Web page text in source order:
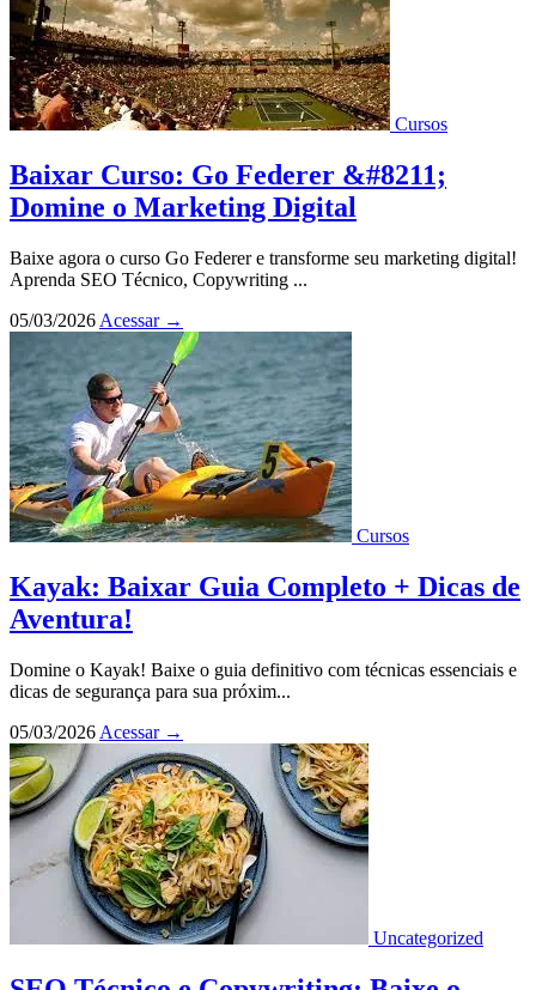
Cursos
Baixar Curso: Go Federer &#8211;
Domine o Marketing Digital
Baixe agora o curso Go Federer e transforme seu marketing digital!
Aprenda SEO Técnico, Copywriting ...
05/03/2026 Acessar →
Cursos
Kayak: Baixar Guia Completo + Dicas de
Aventura!
Domine o Kayak! Baixe o guia definitivo com técnicas essenciais e
dicas de segurança para sua próxim...
05/03/2026 Acessar →
Uncategorized